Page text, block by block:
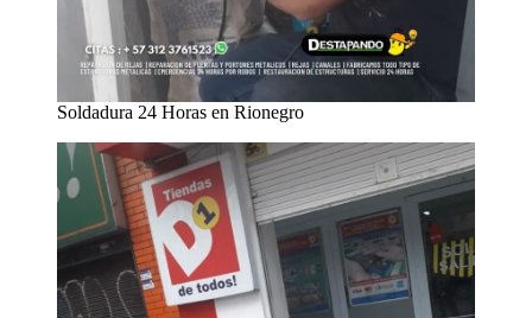
Soldadura 24 Horas en Rionegro